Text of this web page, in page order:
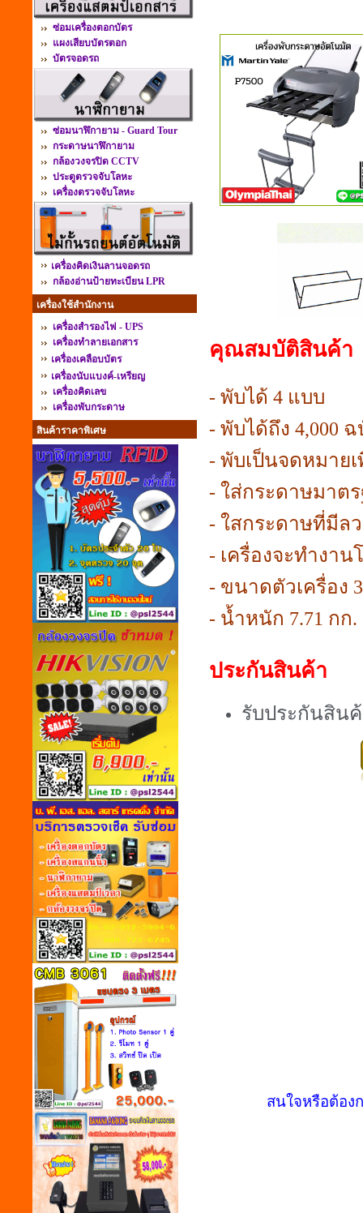
ซ่อมเครื่องตอกบัตร
แผงเสียบบัตรตอก
บัตรจอดรถ
ซ่อมนาฬิกายาม - Guard Tour
กระดาษนาฬิกายาม
กล้องวงจรปิด CCTV
ประตูตรวจจับโลหะ
เครื่องตรวจจับโลหะ
เครื่องคิดเงินลานจอดรถ
กล้องอ่านป้ายทะเบียน LPR
เครื่องใช้สำนักงาน
เครื่องสำรองไฟ - UPS
เครื่องทำลายเอกสาร
เครื่องเคลือบบัตร
เครื่องนับแบงค์-เหรียญ
เครื่องคิดเลข
เครื่องพับกระดาษ
สินค้าราคาพิเศษ
คุณสมบัติสินค้า
- พับได้ 4 แบบ
- พับได้ถึง 4,000
- พับเป็นจดหมาย
- ใส่กระดาษมาต
- ใสกระดาษที่มีล
- เครื่องจะทำงา
- ขนาดตัวเครื่อง
- น้ำหนัก 7.71 กก.
ประกันสินค้า
รับประกันสิน
สนใจหรือต้อง